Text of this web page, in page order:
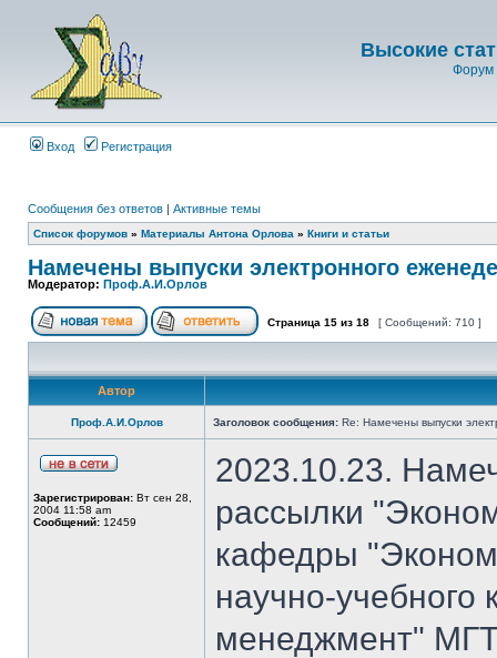
Высокие
Форум
Вход Регистрация
Сообщения без ответов | Активные темы
Список форумов » Материалы Антона Орлова » Книги и статьи
Намечены выпуски электронного
Модератор: Проф.А.И.Орлов
Страница 15 из 18 [ Сообщений: 710 ]
Автор
Проф.А.И.Орлов Заголовок сообщения: Re: Намечены выпуски
Зарегистрирован: Вт сен 28,
2004 11:58 am
Сообщений: 12459
2023.10.23.
рассылки
кафедры
научно-
менеджмент"